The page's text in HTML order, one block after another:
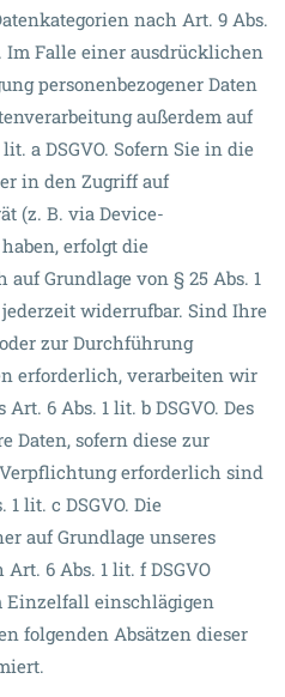
nach Art. 9 Abs.
Im Falle einer ausdrücklichen
personenbezogener Daten
außerdem auf
a DSGVO. Sofern Sie in die
in den Zugriff auf
(z. B. via Device-
erfolgt die
Grundlage von § 25 Abs. 1
widerrufbar. Sind Ihre
zur Durchführung
erforderlich, verarbeiten wir
6 Abs. 1 lit. b DSGVO. Des
Daten, sofern diese zur
erforderlich sind
lit. c DSGVO. Die
auf Grundlage unseres
6 Abs. 1 lit. f DSGVO
Einzelfall einschlägigen
folgenden Absätzen dieser